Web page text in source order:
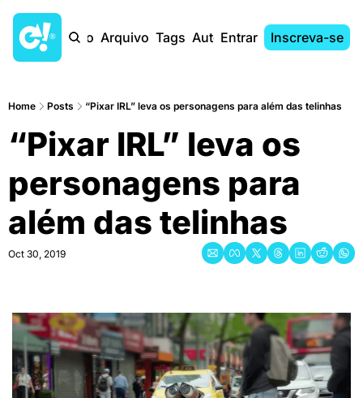
Início Arquivo Tags AutoresEntrar Inscreva-se
Home Posts “Pixar IRL” leva os personagens para além das telinhas
“Pixar IRL” leva os
personagens para
além das telinhas
Oct 30, 2019